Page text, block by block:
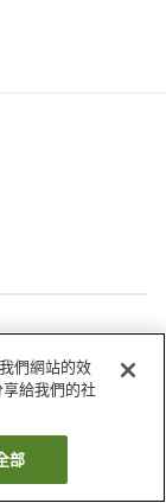
們網站的效
給我們的社
部